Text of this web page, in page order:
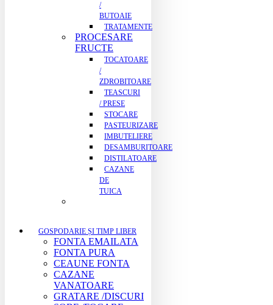
/
BUTOAIE
TRATAMENTE
PROCESARE
FRUCTE
TOCATOARE
/
ZDROBITOARE
TEASCURI
/ PRESE
STOCARE
PASTEURIZARE
IMBUTELIERE
DESAMBURITOARE
DISTILATOARE
CAZANE
DE
TUICA
GOSPODARIE ȘI TIMP LIBER
FONTA EMAILATA
FONTA PURA
CEAUNE FONTA
CAZANE
VANATOARE
GRATARE /DISCURI